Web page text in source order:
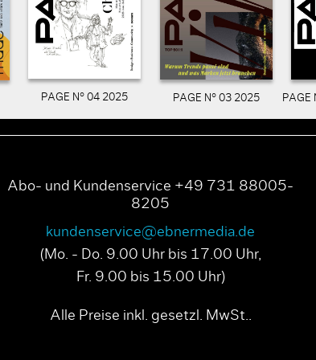
PAGE N° 04 2025 PAGE N° 03 2025 PAGE
Abo- und Kundenservice +49 731 88005-
8205
kundenservice@ebnermedia.de
(Mo. - Do. 9.00 Uhr bis 17.00 Uhr,
Fr. 9.00 bis 15.00 Uhr)
Alle Preise inkl. gesetzl. MwSt..